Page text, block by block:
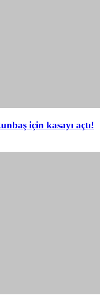
için kasayı açtı!